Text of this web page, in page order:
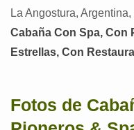
La Angostura,
Cabaña Con Spa, Con
Estrellas, Con
Fotos de